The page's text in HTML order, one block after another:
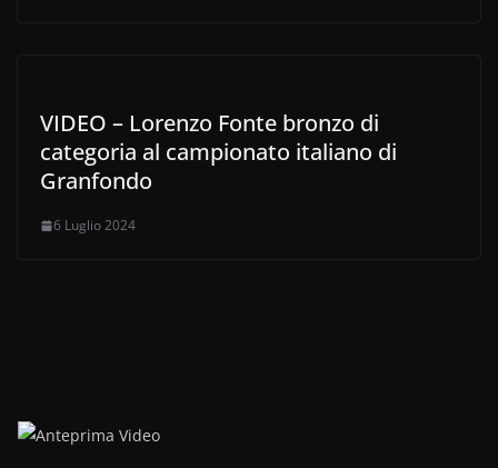
VIDEO – Lorenzo Fonte bronzo di
categoria al campionato italiano di
Granfondo
6 Luglio 2024